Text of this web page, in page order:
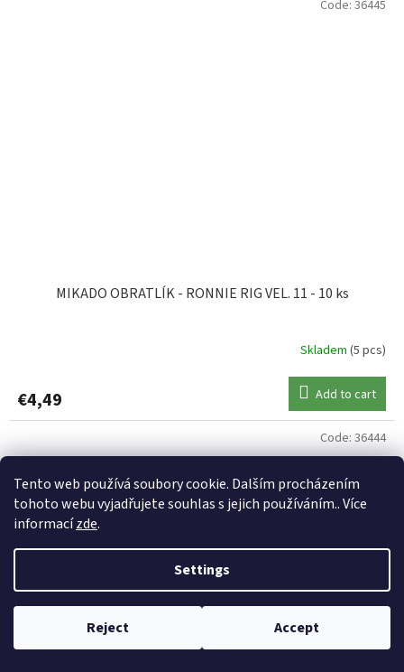
Tento web používá soubory cookie. Dalším procházením
tohoto webu vyjadřujete souhlas s jejich používáním.. Více
informacízde.
Settings
Reject Accept
MIKADO OBRATLÍK - RONNIE RIG VEL. 11 - 10 ks
Skladem (5 pcs)
€4,49 Add to cart
Code: 36445
Code: 36444